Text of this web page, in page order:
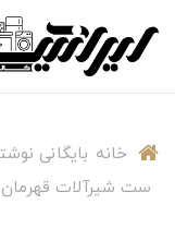
خانه بایگانی
ست شیرآلات